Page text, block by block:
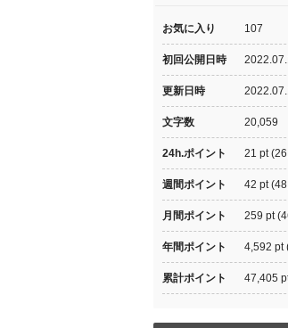
お気に入り 107
初回公開日時
更新日時
文字数 20,059
24h.ポイント 21 pt
週間ポイント 42 pt
月間ポイント 259 pt
年間ポイント 4,592 pt
累計ポイント 47,405